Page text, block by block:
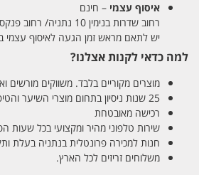
איסוף עצמי – חינם
רחוב שדרות בנימין 10 נתניה/ רחוב פנקס 12 נתניה – לבחירתכם
יש לתאם מראש זמן הגעה לאיסוף עצמי בטלפון 09-
למה כדאי לקנות אצלנו?
מוצרים מקוריים בלבד. משווקים מורשים
25 שנות ניסיון בתחום מוצרי השיער והטיפוח
רכישה מאובטחת
שירות טלפוני מהיר ומקצועי בכל שעות
חנות למכירה פרונטלית בנתניה בעלת ותק של
משלוחים זריזים לכל הארץ.